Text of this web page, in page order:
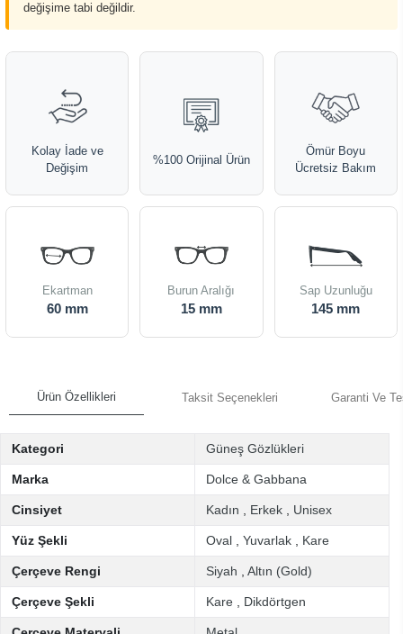
değişime tabi değildir.
Kolay İade ve
Değişim
%100 Orijinal Ürün
Ömür Boyu
Ücretsiz Bakım
Ekartman
60 mm
Burun Aralığı
15 mm
Sap Uzunluğu
145 mm
Ürün Özellikleri Taksit Seçenekleri Garanti Ve
Kategori Güneş Gözlükleri
Marka Dolce & Gabbana
Cinsiyet Kadın Erkek Unisex
Yüz Şekli Oval Yuvarlak Kare
Çerçeve Rengi Siyah Altın (Gold)
Çerçeve Şekli Kare Dikdörtgen